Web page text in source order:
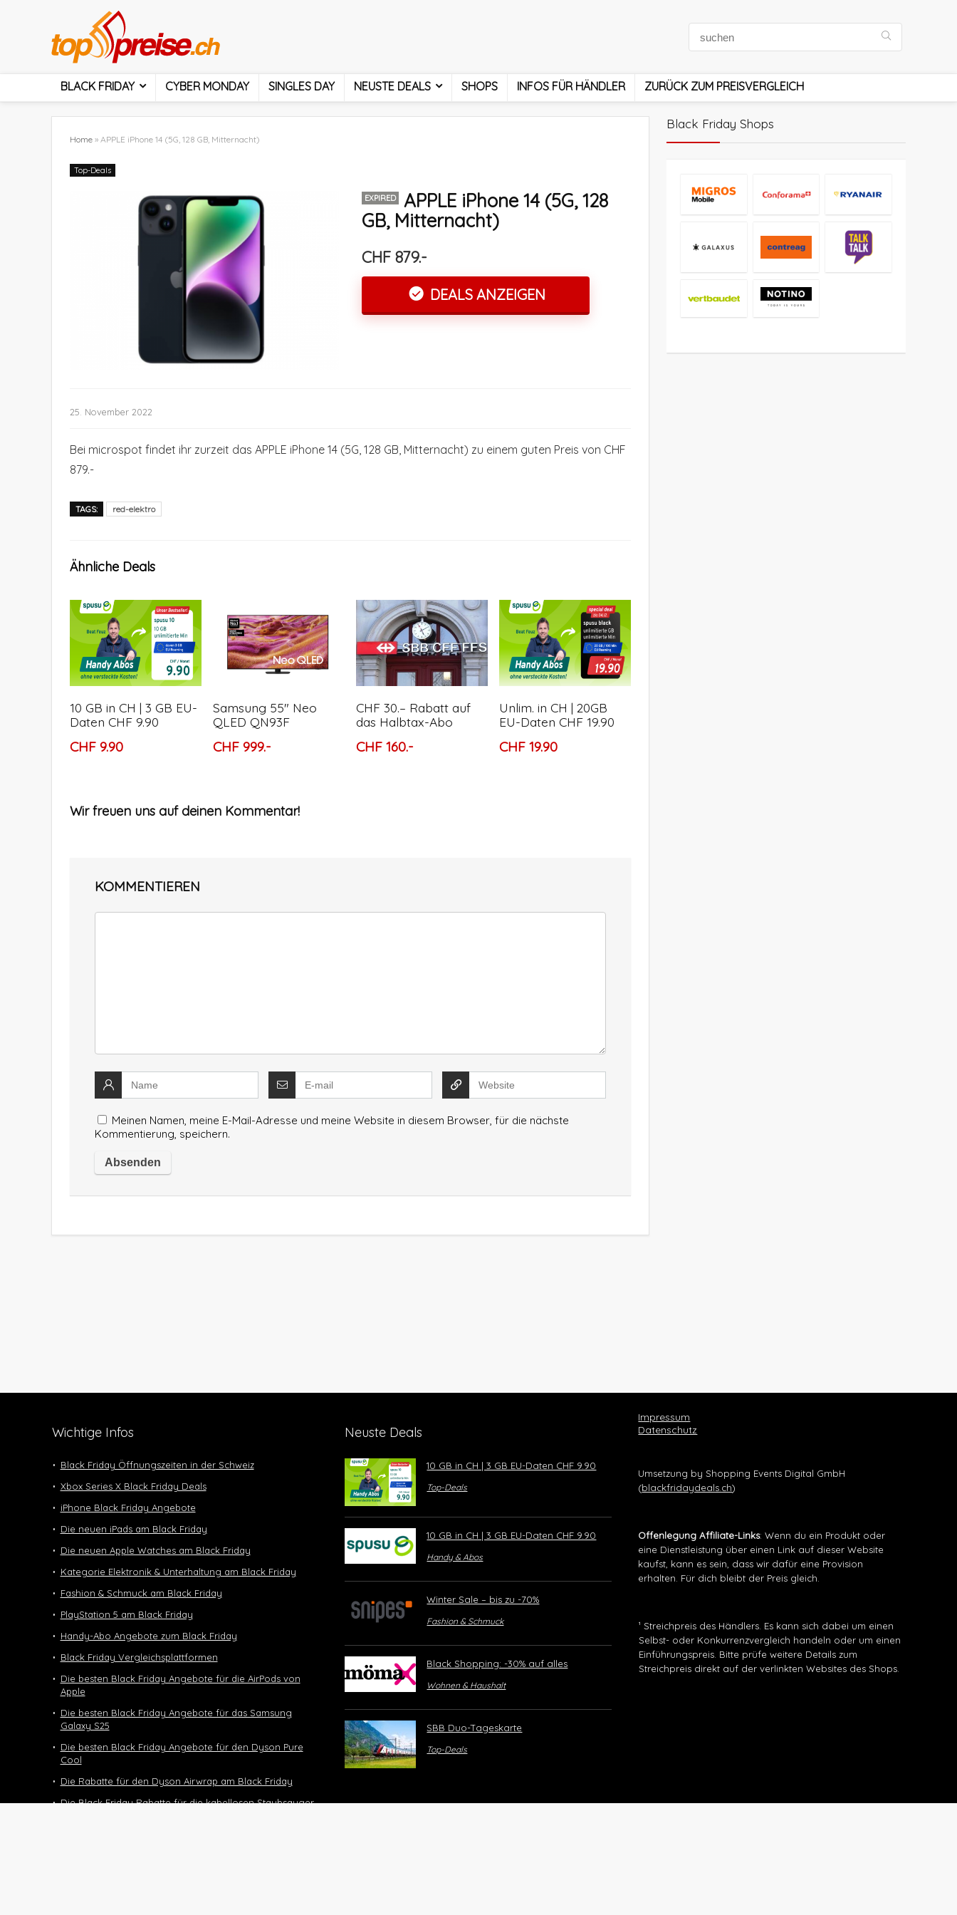
BLACK FRIDAY CYBER MONDAY SINGLES DAY NEUSTE DEALS SHOPS INFOS FÜR HÄNDLER ZURÜCK ZUM PREISVERGLEICH
Home » APPLE iPhone 14 (5G, 128 GB, Mitternacht)
Top-Deals
EXPIRED
APPLE iPhone 14 (5G, 128
GB, Mitternacht)
CHF 879.-
DEALS ANZEIGEN
25. November 2022
Bei microspot findet ihr zurzeit das APPLE iPhone 14 (5G, 128 GB, Mitternacht) zu einem guten Preis von CHF
879.-
TAGS: red-elektro
Ähnliche Deals
10 GB in CH | 3 GB EU-
Daten CHF 9.90
CHF 9.90
Samsung 55″ Neo
QLED QN93F
CHF 999.-
CHF 30.– Rabatt auf
das Halbtax-Abo
CHF 160.-
Unlim. in CH | 20GB
EU-Daten CHF 19.90
CHF 19.90
Wir freuen uns auf deinen Kommentar!
KOMMENTIEREN
Meinen Namen, meine E-Mail-Adresse und meine Website in diesem Browser, für die nächste
Kommentierung, speichern.
Black Friday Shops
Wichtige Infos
Black Friday Öffnungszeiten in der Schweiz
Xbox Series X Black Friday Deals
iPhone Black Friday Angebote
Die neuen iPads am Black Friday
Die neuen Apple Watches am Black Friday
Kategorie Elektronik & Unterhaltung am Black Friday
Fashion & Schmuck am Black Friday
PlayStation 5 am Black Friday
Handy-Abo Angebote zum Black Friday
Black Friday Vergleichsplattformen
Die besten Black Friday Angebote für die AirPods von
Apple
Die besten Black Friday Angebote für das Samsung
Galaxy S25
Die besten Black Friday Angebote für den Dyson Pure
Cool
Die Rabatte für den Dyson Airwrap am Black Friday
Die Black Friday Rabatte für die kabellosen Staubsauger
Neuste Deals
10 GB in CH | 3 GB EU-Daten CHF 9.90
Top-Deals
10 GB in CH | 3 GB EU-Daten CHF 9.90
Handy & Abos
Winter Sale – bis zu -70%
Fashion & Schmuck
Black Shopping: -30% auf alles
Wohnen & Haushalt
SBB Duo-Tageskarte
Top-Deals
Impressum
Datenschutz
Umsetzung by Shopping Events Digital GmbH
(blackfridaydeals.ch)
Offenlegung Affiliate-Links: Wenn du ein Produkt oder
eine Dienstleistung über einen Link auf dieser Website
kaufst, kann es sein, dass wir dafür eine Provision
erhalten. Für dich bleibt der Preis gleich.
¹ Streichpreis des Händlers. Es kann sich dabei um einen
Selbst- oder Konkurrenzvergleich handeln oder um einen
Einführungspreis. Bitte prüfe weitere Details zum
Streichpreis direkt auf der verlinkten Websites des Shops.